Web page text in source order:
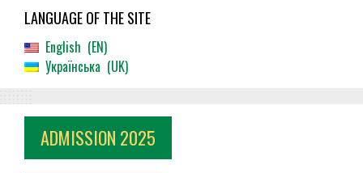
LANGUAGE OF THE SITE
English
EN
Українська
UK
ADMISSION 2025